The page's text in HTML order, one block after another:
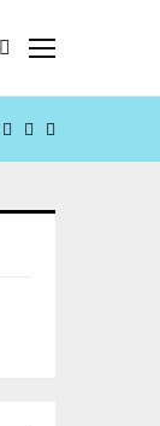
FACEBOOK
YOUTUBE